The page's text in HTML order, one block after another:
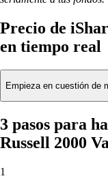
Precio de
en tiempo real
Empieza en cuestión de
3 pasos para
Russell 2000
1